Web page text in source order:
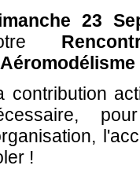
23
contribution
!